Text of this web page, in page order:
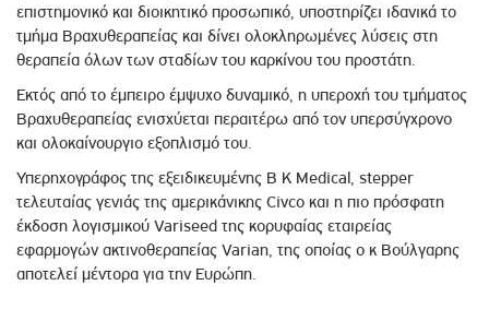
επιστημονικό και διοικητικό προσωπικό, υποστηρίζει ιδανικά το
τμήμα Βραχυθεραπείας και δίνει ολοκληρωμένες λύσεις στη
θεραπεία όλων των σταδίων του καρκίνου του προστάτη.
Εκτός από το έμπειρο έμψυχο δυναμικό, η υπεροχή του τμήματος
Βραχυθεραπείας ενισχύεται περαιτέρω από τον υπερσύγχρονο
και ολοκαίνουργιο εξοπλισμό του.
Υπερηχογράφος της εξειδικευμένης B K Medical, stepper
τελευταίας γενιάς της αμερικάνικης Civco και η πιο πρόσφατη
έκδοση λογισμικού Variseed της κορυφαίας εταιρείας
εφαρμογών ακτινοθεραπείας Varian, της οποίας ο κ Βούλγαρης
αποτελεί μέντορα για την Ευρώπη.